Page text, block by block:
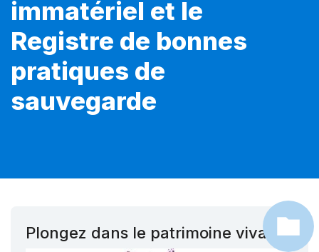
immatériel et le
Registre de bonnes
pratiques de
sauvegarde
Plongez dans le patrimoine vivant !